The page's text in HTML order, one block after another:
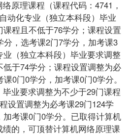
原理课程（课程代码：4741，
动化专业（独立本科段）毕业
程且不低于76学分；课程设置
分，选考课2门7学分，加考课3
（独立本科段）毕业要求调整
于74学分；课程设置调整为必
0门0学分，加考课0门0学分。
业要求调整为不少于29门课程
设置调整为必考课29门124学
考课0门0学分。已取得计算机
的，可顶替计算机网络原理课